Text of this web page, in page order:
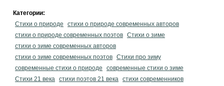
Категории:
Стихи о природе
стихи о природе современных авторов
стихи о природе современных поэтов Стихи о зиме
стихи о зиме современных авторов
стихи о зиме современных поэтов Стихи про зиму
современные стихи о природе
современные стихи о зиме
Стихи 21 века стихи поэтов 21 века стихи современников